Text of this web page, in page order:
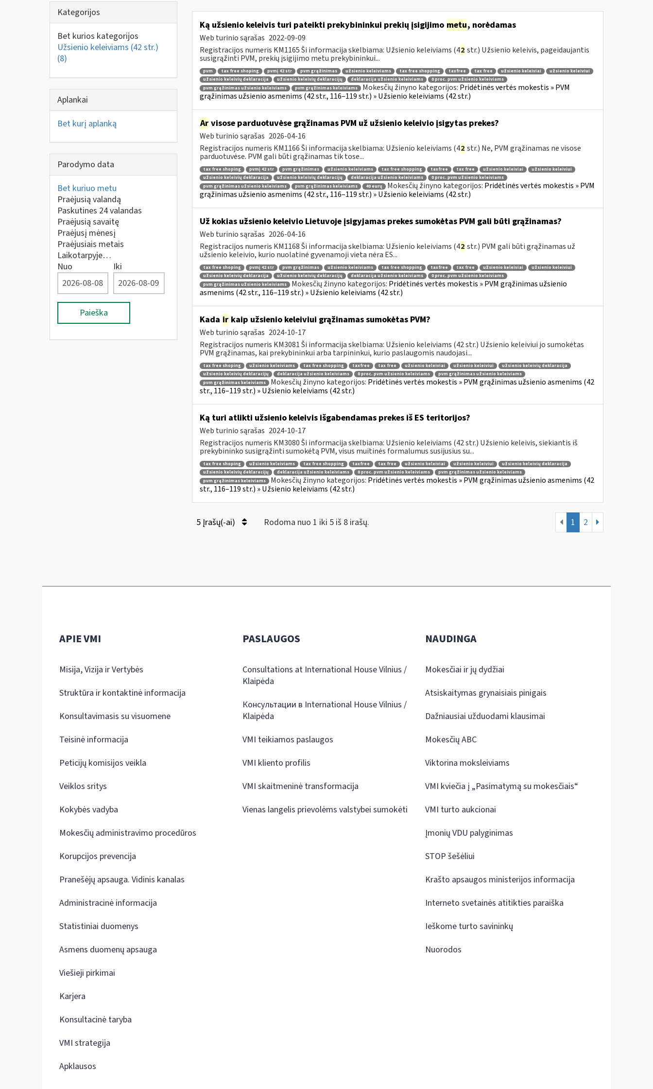
Kategorijos
Bet kurios kategorijos
Užsienio keleiviams (42 str.)
(8)
Aplankai
Bet kurį aplanką
Parodymo data
Bet kuriuo metu
Praėjusią valandą
Paskutines 24 valandas
Praėjusią savaitę
Praėjusį mėnesį
Praėjusiais metais
Laikotarpyje…
Nuo
Iki
Paieška
Ką užsienio keleivis turi pateikti prekybininkui prekių įsigijimo metu, norėdamas
Web turinio sąrašas 2022-09-09
Registracijos numeris KM1165 Ši informacija skelbiama: Užsienio keleiviams (42 str.) Užsienio keleivis, pageidaujantis
susigrąžinti PVM, prekių įsigijimo metu prekybininkui...
pvm tax free shoping pvmį 42 str pvm grąžinimas užsienio keleiviams tax free shopping taxfree tax free užsienio keleiviai
užsienio keleiviui
užsienio keleivių deklaracija
užsienio keleivių deklaracijų deklaracija užsienio keleiviams
0 proc. pvm užsienio keleiviams
pvm grąžinimas užsienio keleiviams
pvm grąžinimas keleiviams Mokesčių žinyno kategorijos: Pridėtinės vertės mokestis » PVM
grąžinimas užsienio asmenims (42 str., 116–119 str.) » Užsienio keleiviams (42 str.)
Arvisose parduotuvėse grąžinamas PVM už užsienio keleivio įsigytas prekes?
Web turinio sąrašas 2026-04-16
Registracijos numeris KM1166 Ši informacija skelbiama: Užsienio keleiviams (42 str.) Ne, PVM grąžinamas ne visose
parduotuvėse. PVM gali būti grąžinamas tik tose...
tax free shoping pvmį 42 str pvm grąžinimas užsienio keleiviams tax free shopping taxfree tax free užsienio keleiviai
užsienio keleiviui
užsienio keleivių deklaracija
užsienio keleivių deklaracijų deklaracija užsienio keleiviams
0 proc. pvm užsienio keleiviams
pvm grąžinimas užsienio keleiviams
pvm grąžinimas keleiviams 40 eurų Mokesčių žinyno kategorijos: Pridėtinės vertės mokestis » PVM
grąžinimas užsienio asmenims (42 str., 116–119 str.) » Užsienio keleiviams (42 str.)
Už kokias užsienio keleivio Lietuvoje įsigyjamas prekes sumokėtas PVM gali būti grąžinamas?
Web turinio sąrašas 2026-04-16
Registracijos numeris KM1168 Ši informacija skelbiama: Užsienio keleiviams (42 str.) PVM gali būti grąžinamas už
užsienio keleivio, kurio nuolatinė gyvenamoji vieta nėra ES...
tax free shoping pvmį 42 str pvm grąžinimas užsienio keleiviams tax free shopping taxfree tax free užsienio keleiviai
užsienio keleiviui
užsienio keleivių deklaracija
užsienio keleivių deklaracijų deklaracija užsienio keleiviams
0 proc. pvm užsienio keleiviams
pvm grąžinimas užsienio keleiviams
Mokesčių žinyno kategorijos: Pridėtinės vertės mokestis » PVM grąžinimas užsienio
asmenims (42 str., 116–119 str.) » Užsienio keleiviams (42 str.)
Kada irkaip užsienio keleiviui grąžinamas sumokėtas PVM?
Web turinio sąrašas 2024-10-17
Registracijos numeris KM3081 Ši informacija skelbiama: Užsienio keleiviams (42 str.) Užsienio keleiviui jo sumokėtas
PVM grąžinamas, kai prekybininkui arba tarpininkui, kurio paslaugomis naudojasi...
tax free shoping užsienio keleiviams tax free shopping taxfree tax free užsienio keleiviai užsienio keleiviui
užsienio keleivių deklaracija
užsienio keleivių deklaracijų
deklaracija užsienio keleiviams 0 proc. pvm užsienio keleiviams
pvm grąžinimas užsienio keleiviams
pvm grąžinimas keleiviams
Mokesčių žinyno kategorijos: Pridėtinės vertės mokestis » PVM grąžinimas užsienio asmenims (42
str., 116–119 str.) » Užsienio keleiviams (42 str.)
Ką turi atlikti užsienio keleivis išgabendamas prekes iš ES teritorijos?
Web turinio sąrašas 2024-10-17
Registracijos numeris KM3080 Ši informacija skelbiama: Užsienio keleiviams (42 str.) Užsienio keleivis, siekiantis iš
prekybininko susigrąžinti sumokėtą PVM, visus muitinės formalumus susijusius su...
tax free shoping užsienio keleiviams tax free shopping taxfree tax free užsienio keleiviai užsienio keleiviui
užsienio keleivių deklaracija
užsienio keleivių deklaracijų
deklaracija užsienio keleiviams 0 proc. pvm užsienio keleiviams
pvm grąžinimas užsienio keleiviams
pvm grąžinimas keleiviams
Mokesčių žinyno kategorijos: Pridėtinės vertės mokestis » PVM grąžinimas užsienio asmenims (42
str., 116–119 str.) » Užsienio keleiviams (42 str.)
5 Įrašų(-ai) Rodoma nuo 1 iki 5 iš 8 irašų. 1 2
APIE VMI
Misija, Vizija ir Vertybės
Struktūra ir kontaktinė informacija
Konsultavimasis su visuomene
Teisinė informacija
Peticijų komisijos veikla
Veiklos sritys
Kokybės vadyba
Mokesčių administravimo procedūros
Korupcijos prevencija
Pranešėjų apsauga. Vidinis kanalas
Administracinė informacija
Statistiniai duomenys
Asmens duomenų apsauga
Viešieji pirkimai
Karjera
Konsultacinė taryba
VMI strategija
Apklausos
PASLAUGOS
Consultations at International House Vilnius /
Klaipėda
Консультации в International House Vilnius /
Klaipėda
VMI teikiamos paslaugos
VMI kliento profilis
VMI skaitmeninė transformacija
Vienas langelis prievolėms valstybei sumokėti
NAUDINGA
Mokesčiai ir jų dydžiai
Atsiskaitymas grynaisiais pinigais
Dažniausiai užduodami klausimai
Mokesčių ABC
Viktorina moksleiviams
VMI kviečia į „Pasimatymą su mokesčiais“
VMI turto aukcionai
Įmonių VDU palyginimas
STOP šešėliui
Krašto apsaugos ministerijos informacija
Interneto svetainės atitikties paraiška
Ieškome turto savininkų
Nuorodos